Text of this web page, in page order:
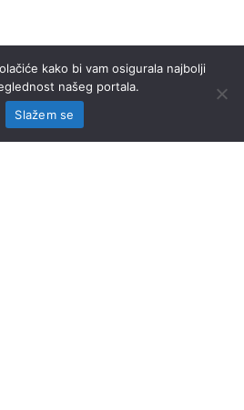
kako bi vam osigurala najbolji
našeg portala.
Slažem se